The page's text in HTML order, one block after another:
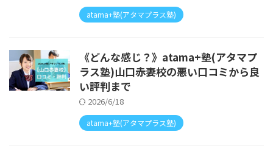
atama+塾(アタマプラス塾)
《どんな感じ？》atama+塾(アタマプ
ラス塾)山口赤妻校の悪い口コミから良
い評判まで
2026/6/18
atama+塾(アタマプラス塾)